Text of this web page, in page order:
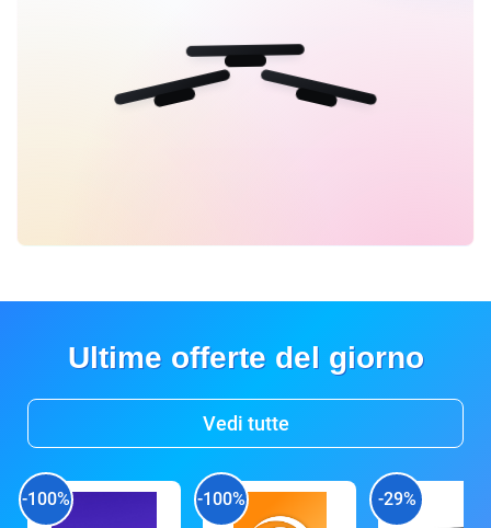
Ultime offerte del giorno
Vedi tutte
-100% -100% -29%